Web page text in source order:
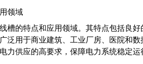
领域
槽的特点和应用领域。其特点包括良
泛用于商业建筑、工业厂房、医院和
力供应的高要求，保障电力系统稳定运